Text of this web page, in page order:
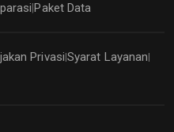
Paket Data
Privasi Syarat Layanan